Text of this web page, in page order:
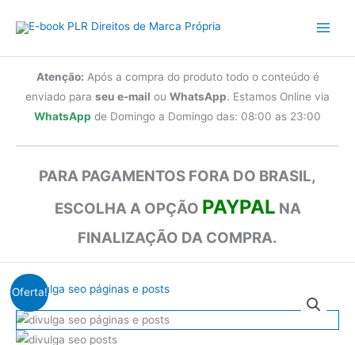
para
Atenção: Após a compra do produto todo o conteúdo é
enviado para seu e-mail ou WhatsApp. Estamos Online via
WhatsApp de Domingo a Domingo das: 08:00 as 23:00
PARA PAGAMENTOS FORA DO BRASIL,
ESCOLHA A OPÇÃO PAYPAL NA
FINALIZAÇÃO DA COMPRA.
Oferta!